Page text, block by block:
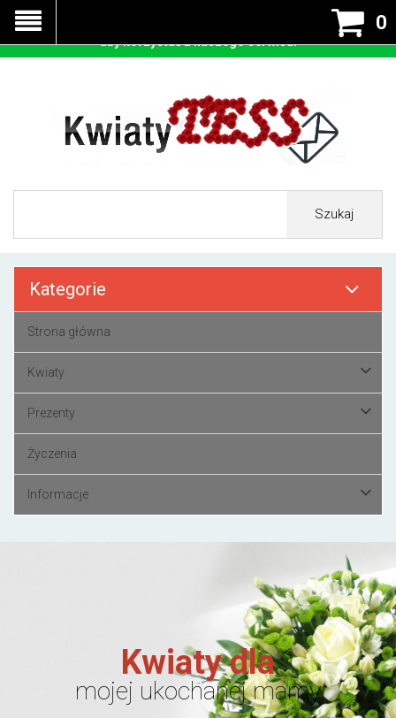
0
Szukaj
Kategorie
Strona główna
Kwiaty
Prezenty
Życzenia
Informacje
Kwiaty dla
mojej ukochanej mamy
Nasza strona korzysta z cookies - czyli tzw ciastek w celu
prawidłowego działania. Zaakceptuj przyjmowanie cookies
aby korzystać z naszego serwisu.